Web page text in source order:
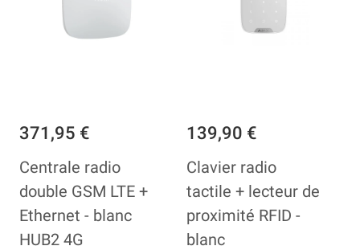
371,95 €
Centrale radio
double GSM LTE +
Ethernet - blanc
HUB2 4G
139,90 €
Clavier radio
tactile + lecteur de
proximité RFID -
blanc